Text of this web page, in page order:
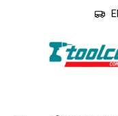
Inicio
Tijera